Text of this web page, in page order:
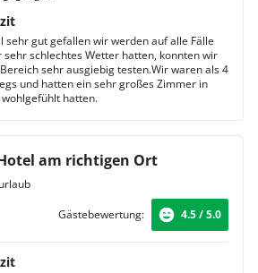
sehr gut gefallen wir werden auf alle Fälle
schlechtes Wetter hatten, konnten wir
sehr ausgiebig testen.Wir waren als 4
und hatten ein sehr großes Zimmer in
hatten.
am richtigen Ort
Gästebewertung: 4.5 / 5.0